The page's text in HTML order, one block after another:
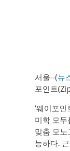
서울--(뉴
포인트
‘웨이포
미학 모두
맞춤 모
능하다.